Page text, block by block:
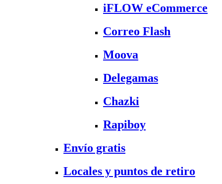
iFLOW eCommerce
Correo Flash
Moova
Delegamas
Chazki
Rapiboy
Envío gratis
Locales y puntos de retiro